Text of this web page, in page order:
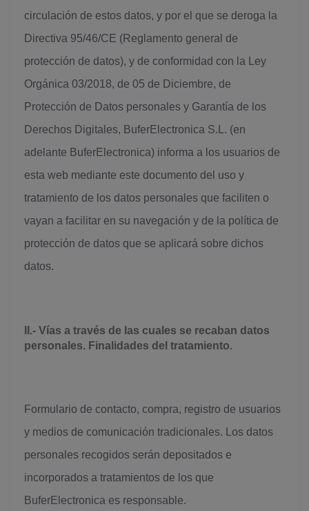
circulación de estos datos, y por el que se deroga la
Directiva 95/46/CE (Reglamento general de
protección de datos), y de conformidad con la Ley
Orgánica 03/2018, de 05 de Diciembre, de
Protección de Datos personales y Garantía de los
Derechos Digitales, BuferElectronica S.L. (en
adelante BuferElectronica) informa a los usuarios de
esta web mediante este documento del uso y
tratamiento de los datos personales que faciliten o
vayan a facilitar en su navegación y de la política de
protección de datos que se aplicará sobre dichos
datos.
II.- Vías a través de las cuales se recaban datos
personales. Finalidades del tratamiento.
Formulario de contacto, compra, registro de usuarios
y medios de comunicación tradicionales. Los datos
personales recogidos serán depositados e
incorporados a tratamientos de los que
BuferElectronica es responsable.